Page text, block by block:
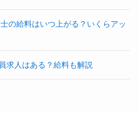
の給料はいつ上がる？いくらアッ
求人はある？給料も解説